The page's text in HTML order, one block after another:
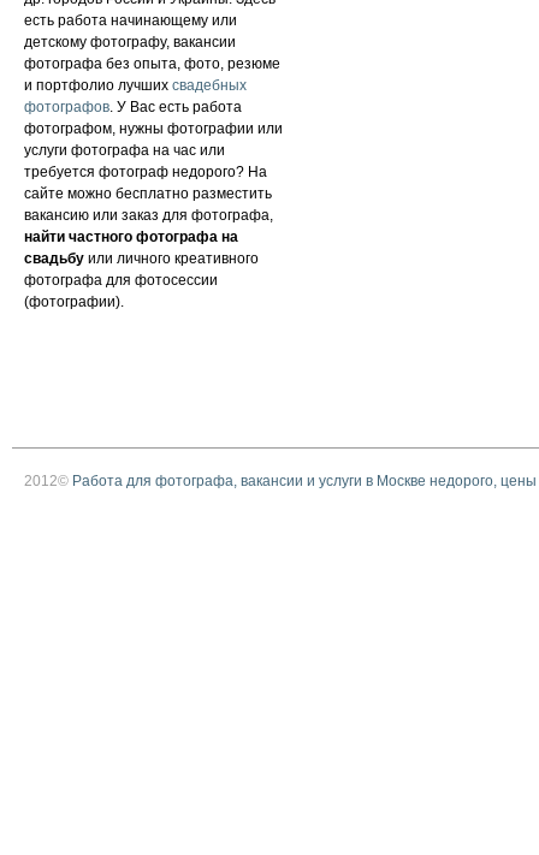
есть работа начинающему или
детскому фотографу, вакансии
фотографа без опыта, фото, резюме
и портфолио лучших свадебных
фотографов. У Вас есть работа
фотографом, нужны фотографии или
услуги фотографа на час или
требуется фотограф недорого? На
сайте можно бесплатно разместить
вакансию или заказ для фотографа,
найти частного фотографа на
свадьбу или личного креативного
фотографа для фотосессии
(фотографии).
2012© Работа для фотографа, вакансии и услуги в Москве недорого, цены